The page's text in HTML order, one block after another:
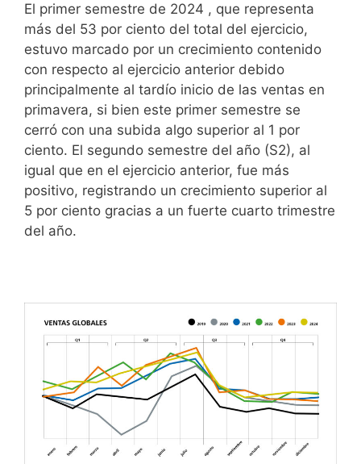
El primer semestre de 2024 , que representa
más del 53 por ciento del total del ejercicio,
estuvo marcado por un crecimiento contenido
con respecto al ejercicio anterior debido
principalmente al tardío inicio de las ventas en
primavera, si bien este primer semestre se
cerró con una subida algo superior al 1 por
ciento. El segundo semestre del año (S2), al
igual que en el ejercicio anterior, fue más
positivo, registrando un crecimiento superior al
5 por ciento gracias a un fuerte cuarto trimestre
del año.